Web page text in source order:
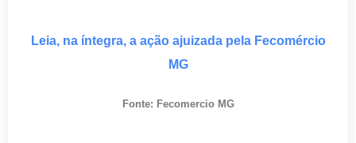
Leia, na íntegra, a ação ajuizada pela Fecomércio
MG
Fonte: Fecomercio MG